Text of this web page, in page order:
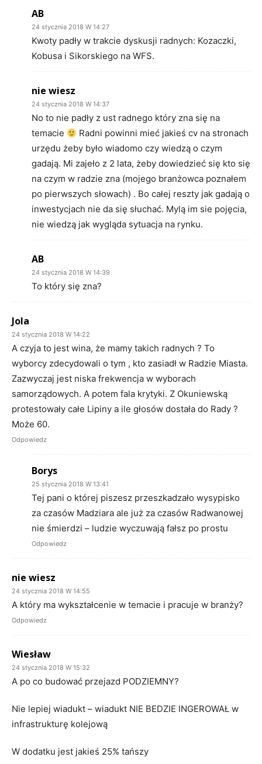
AB
24 stycznia 2018 W 14:27
Kwoty padły w trakcie dyskusji radnych: Kozaczki,
Kobusa i Sikorskiego na WFS.
nie wiesz
24 stycznia 2018 W 14:37
No to nie padły z ust radnego który zna się na
temacie
Radni powinni mieć jakieś cv na stronach
urzędu żeby było wiadomo czy wiedzą o czym
gadają. Mi zajeło z 2 lata, żeby dowiedzieć się kto się
na czym w radzie zna (mojego branżowca poznałem
po pierwszych słowach) . Bo całej reszty jak gadają o
inwestycjach nie da się słuchać. Mylą im sie pojęcia,
nie wiedzą jak wygląda sytuacja na rynku.
AB
24 stycznia 2018 W 14:39
To który się zna?
Jola
24 stycznia 2018 W 14:22
A czyja to jest wina, że mamy takich radnych ? To
wyborcy zdecydowali o tym , kto zasiadł w Radzie Miasta.
Zazwyczaj jest niska frekwencja w wyborach
samorządowych. A potem fala krytyki. Z Okuniewską
protestowały całe Lipiny a ile głosów dostała do Rady ?
Może 60.
Odpowiedz
Borys
25 stycznia 2018 W 13:41
Tej pani o której piszesz przeszkadzało wysypisko
za czasów Madziara ale już za czasów Radwanowej
nie śmierdzi – ludzie wyczuwają fałsz po prostu
Odpowiedz
nie wiesz
24 stycznia 2018 W 14:55
A który ma wykształcenie w temacie i pracuje w branży?
Odpowiedz
Wiesław
24 stycznia 2018 W 15:32
A po co budować przejazd PODZIEMNY?
Nie lepiej wiadukt – wiadukt NIE BEDZIE INGEROWAŁ w
infrastrukturę kolejową
W dodatku jest jakieś 25% tańszy